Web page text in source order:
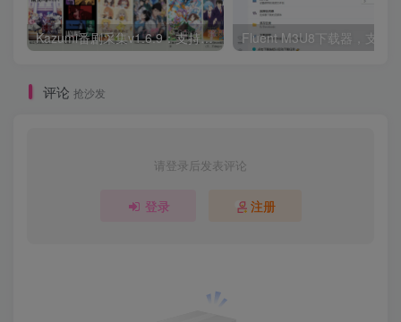
Kazumi番剧采集v1.6.9：支持自定义规则+在线观看+弹幕，跨平台下载 Fluent M3U8下载器，支持
评论 抢沙发
请登录后发表评论
登录 注册